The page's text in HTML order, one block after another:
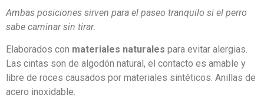
Ambas posiciones sirven para el paseo tranquilo si el perro
sabe caminar sin tirar.
Elaborados con materiales naturales para evitar alergias.
Las cintas son de algodón natural, el contacto es amable y
libre de roces causados por materiales sintéticos. Anillas de
acero inoxidable.